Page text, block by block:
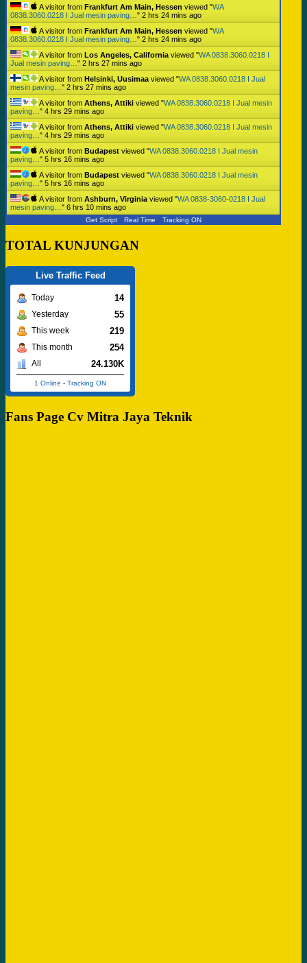
A visitor from Frankfurt Am Main, Hessen viewed "WA
0838.3060.0218 I Jual mesin paving… " 2 hrs 24 mins ago
A visitor from Frankfurt Am Main, Hessen viewed "WA
0838.3060.0218 I Jual mesin paving… " 2 hrs 24 mins ago
A visitor from Los Angeles, California viewed "WA 0838.3060.0218 I
Jual mesin paving… " 2 hrs 27 mins ago
A visitor from Helsinki, Uusimaa viewed "WA 0838.3060.0218 I Jual
mesin paving… " 2 hrs 27 mins ago
A visitor from Athens, Attiki viewed "WA 0838.3060.0218 I Jual mesin
paving… " 4 hrs 29 mins ago
A visitor from Athens, Attiki viewed "WA 0838.3060.0218 I Jual mesin
paving… " 4 hrs 29 mins ago
A visitor from Budapest viewed "WA 0838.3060.0218 I Jual mesin
paving… " 5 hrs 16 mins ago
A visitor from Budapest viewed "WA 0838.3060.0218 I Jual mesin
paving… " 5 hrs 16 mins ago
A visitor from Ashburn, Virginia viewed "WA 0838-3060-0218 I Jual
mesin paving… " 6 hrs 10 mins ago
Get Script Real Time Tracking ON
TOTAL KUNJUNGAN
Live Traffic Feed
Today 14
Yesterday 55
This week 219
This month 254
All 24.130K
1 Online - Tracking ON
Fans Page Cv Mitra Jaya Teknik